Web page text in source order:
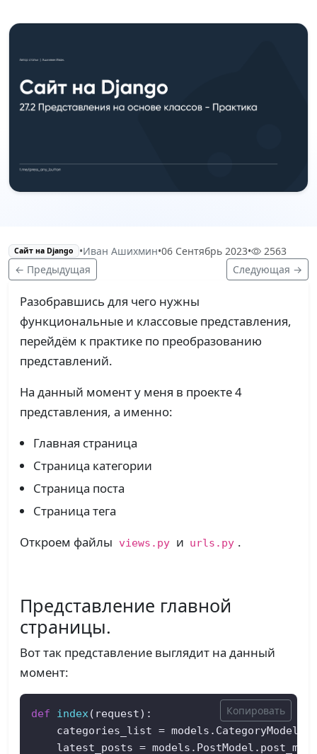
Сайт на Django •Иван Ашихмин•06 Сентябрь 2023•
2563
← Предыдущая
Следующая →
Разобравшись для чего нужны
функциональные и классовые представления,
перейдём к практике по преобразованию
представлений.
На данный момент у меня в проекте 4
представления, а именно:
Главная страница
Страница категории
Страница поста
Страница тега
Откроем файлы
views.py и urls.py .
Представление главной
страницы.
Вот так представление выглядит на данный
момент:
def index ( request):
categories_list =
latest_posts =
Копировать